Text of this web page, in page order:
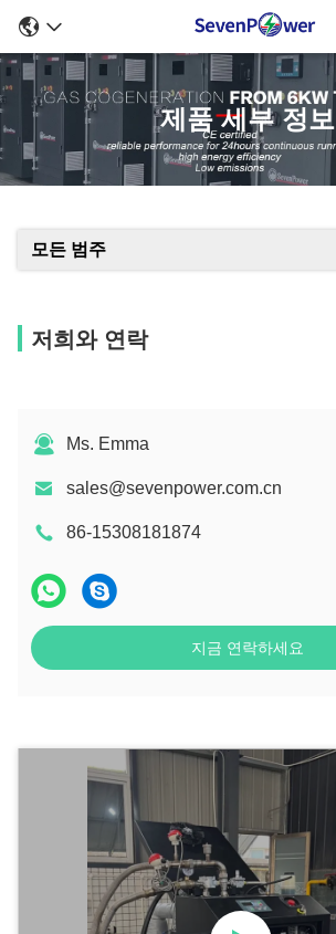
제품 세부 정보
모든 범주
저희와 연락
Ms. Emma
sales@sevenpower.com.cn
86-15308181874
지금 연락하세요